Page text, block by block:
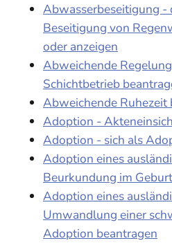
Abwasserbeseitigung -
Beseitigung von
oder anzeigen
Abweichende
Schichtbetrieb
Abweichende Ruhezeit
Adoption -
Adoption - sich als
Adoption eines
Beurkundung im
Adoption eines
Umwandlung einer
Adoption beantragen